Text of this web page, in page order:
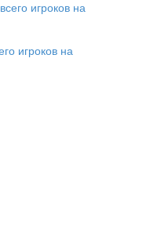
игроков на